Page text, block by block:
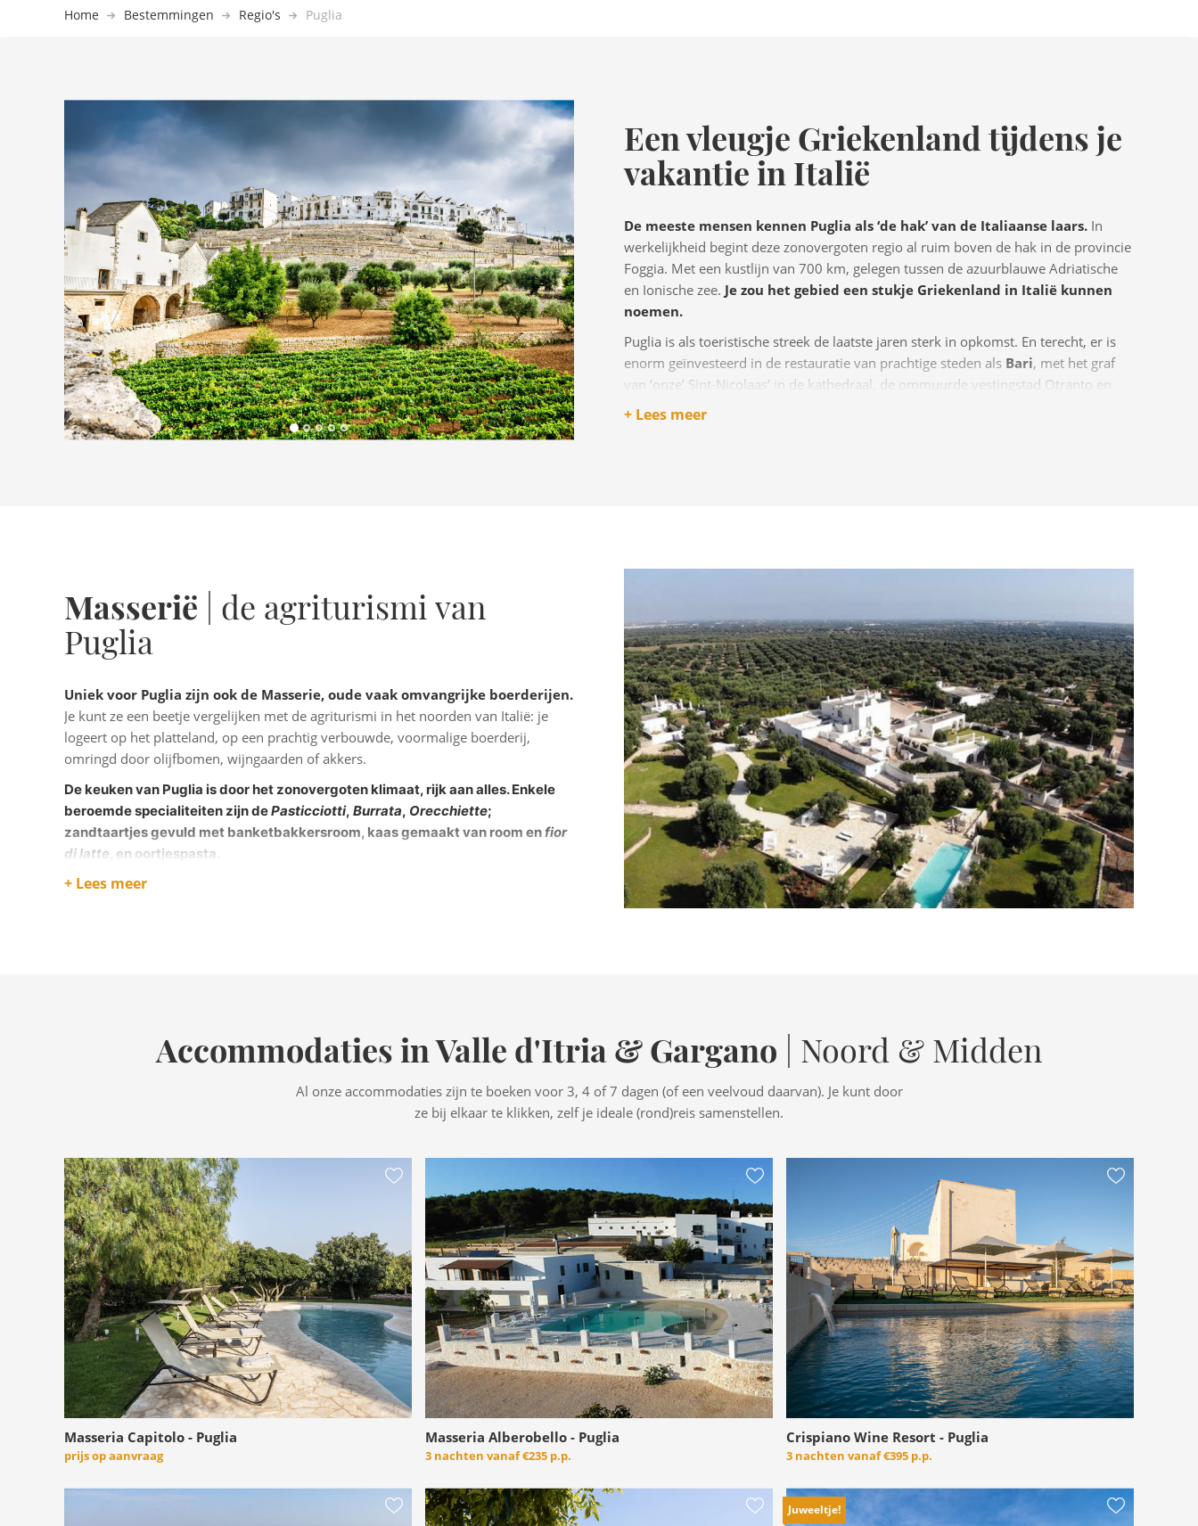
Home Bestemmingen Regio's Puglia
Een vleugje Griekenland tijdens je
vakantie in Italië
De meeste mensen kennen Puglia als ‘de hak’ van de Italiaanse laars. In
werkelijkheid begint deze zonovergoten regio al ruim boven de hak in de provincie
Foggia. Met een kustlijn van 700 km, gelegen tussen de azuurblauwe Adriatische
en Ionische zee. Je zou het gebied een stukje Griekenland in Italië kunnen
noemen.
Puglia is als toeristische streek de laatste jaren sterk in opkomst. En terecht, er is
enorm geïnvesteerd in de restauratie van prachtige steden als Bari, met het graf
van ‘onze’ Sint-Nicolaas’ in de kathedraal, de ommuurde vestingstad Otranto en
misschien wel de mooiste barokstad ter wereld,
Hoewel 2000 km wellicht wat ver is voor een roadtrip vanuit Nederland, is
Puglia eenvoudig te bereiken met directe vluchten op Bari of het
zuidelijker gelegen Brindisi.
+ Lees meer
Masserië | de agriturismi van
Puglia
Uniek voor Puglia zijn ook de Masserie, oude vaak omvangrijke boerderijen.
Je kunt ze een beetje vergelijken met de agriturismi in het noorden van Italië: je
logeert op het platteland, op een prachtig verbouwde, voormalige boerderij,
omringd door olijfbomen, wijngaarden of akkers.
De keuken van Puglia is door het zonovergoten klimaat, rijk aan alles. Enkele
beroemde specialiteiten zijn dePasticciotti, Burrata, Orecchiette;
zandtaartjes gevuld met banketbakkersroom, kaas gemaakt van room enfior
di latte en oortjespasta.
+ Lees meer
Accommodaties in Valle d'Itria & Gargano | Noord & Midden
Al onze accommodaties zijn te boeken voor 3, 4 of 7 dagen (of een veelvoud daarvan). Je kunt door
ze bij elkaar te klikken, zelf je ideale (rond)reis samenstellen.
Masseria Capitolo - Puglia
prijs op aanvraag
Masseria Alberobello - Puglia
3 nachten vanaf€235 p.p.
Crispiano Wine Resort - Puglia
3 nachten vanaf€395 p.p.
Juweeltje!